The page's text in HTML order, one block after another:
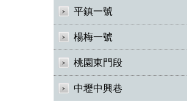
平鎮一號
楊梅一號
桃園東門段
中壢中興巷